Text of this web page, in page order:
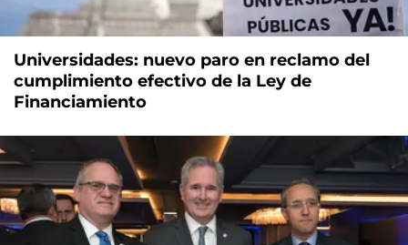
Universidades: nuevo paro en reclamo del
cumplimiento efectivo de la Ley de
Financiamiento